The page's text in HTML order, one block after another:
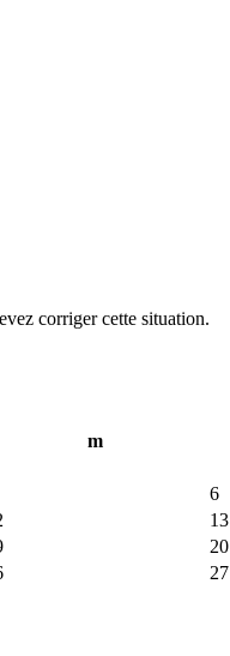
corriger cette situation.
m
6
13
20
27